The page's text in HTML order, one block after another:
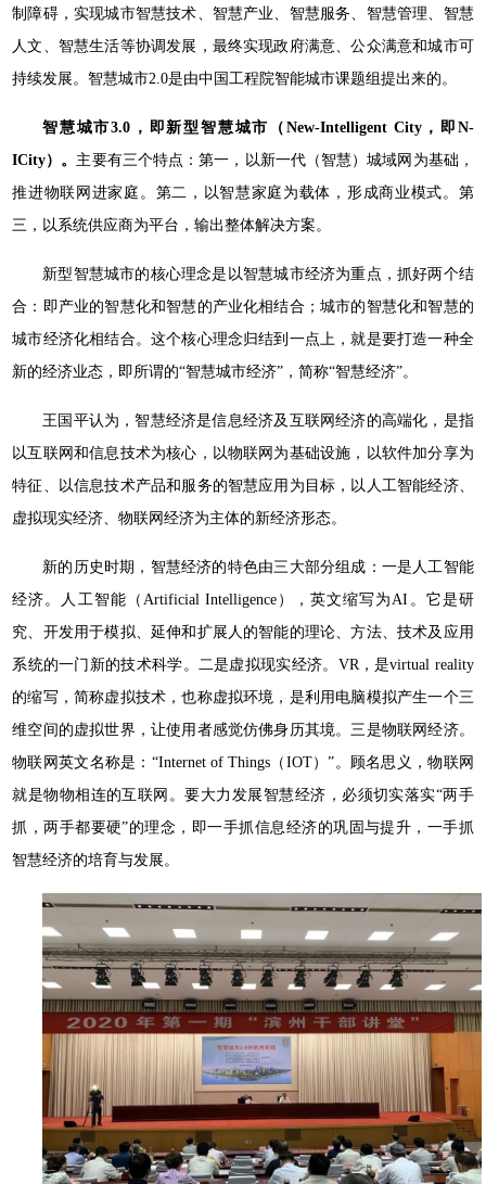
制障碍，实现城市智慧技术、智慧产业、智慧服务、智慧管理、智慧
人文、智慧生活等协调发展，最终实现政府满意、公众满意和城市可
持续发展。智慧城市2.0是由中国工程院智能城市课题组提出来的。
智慧城市3.0，即新型智慧城市（New-Intelligent City，即N-
ICity）。 主要有三个特点：第一，以新一代（智慧）城域网为基础，
推进物联网进家庭。第二，以智慧家庭为载体，形成商业模式。第
三，以系统供应商为平台，输出整体解决方案。
新型智慧城市的核心理念是以智慧城市经济为重点，抓好两个结
合：即产业的智慧化和智慧的产业化相结合；城市的智慧化和智慧的
城市经济化相结合。这个核心理念归结到一点上，就是要打造一种全
新的经济业态，即所谓的“智慧城市经济”，简称“智慧经济”。
王国平认为，智慧经济是信息经济及互联网经济的高端化，是指
以互联网和信息技术为核心，以物联网为基础设施，以软件加分享为
特征、以信息技术产品和服务的智慧应用为目标，以人工智能经济、
虚拟现实经济、物联网经济为主体的新经济形态。
新的历史时期，智慧经济的特色由三大部分组成：一是人工智能
经济。人工智能（Artificial Intelligence），英文缩写为AI。它是研
究、开发用于模拟、延伸和扩展人的智能的理论、方法、技术及应用
系统的一门新的技术科学。二是虚拟现实经济。VR，是virtual reality
的缩写，简称虚拟技术，也称虚拟环境，是利用电脑模拟产生一个三
维空间的虚拟世界，让使用者感觉仿佛身历其境。三是物联网经济。
物联网英文名称是：“Internet of Things（IOT）”。顾名思义，物联网
就是物物相连的互联网。要大力发展智慧经济，必须切实落实“两手
抓，两手都要硬”的理念，即一手抓信息经济的巩固与提升，一手抓
智慧经济的培育与发展。